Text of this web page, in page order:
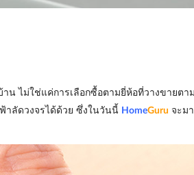
น ไม่ใช่แค่การเลือกซื้อตามยี่ห้อที่วางขาย
ลัดวงจรได้ด้วย ซึ่งในวันนี้ HomeGuru จะม